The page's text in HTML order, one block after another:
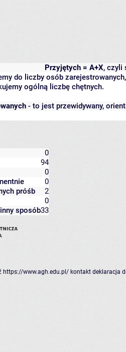
Przyjętych = A+X, czyli
do liczby osób
ogólną liczbę chętnych.
- to jest przewidywany,
0
94
0
0
próśb
2
0
sposób33
https://www.agh.edu.pl/ kontakt deklaracja